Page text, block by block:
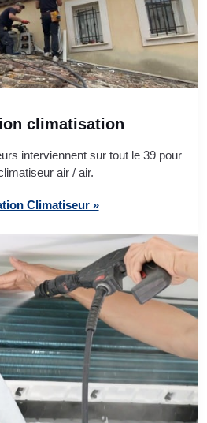
climatisation
interviennent sur tout le 39 pour
air / air.
Climatiseur »